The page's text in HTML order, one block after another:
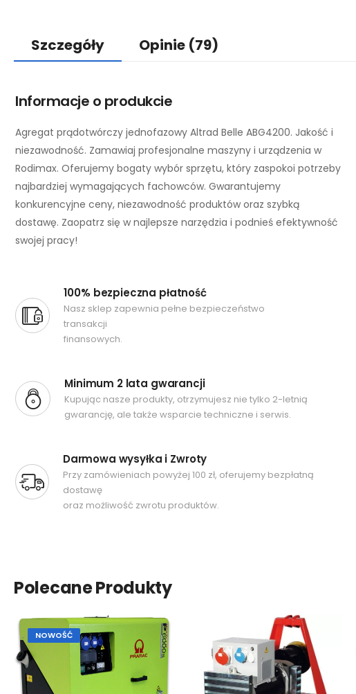
Szczegóły Opinie (79)
Informacje o produkcie
Agregat prądotwórczy jednofazowy Altrad Belle ABG4200. Jakość i
niezawodność. Zamawiaj profesjonalne maszyny i urządzenia w
Rodimax. Oferujemy bogaty wybór sprzętu, który zaspokoi potrzeby
najbardziej wymagających fachowców. Gwarantujemy
konkurencyjne ceny, niezawodność produktów oraz szybką
dostawę. Zaopatrz się w najlepsze narzędzia i podnieś efektywność
swojej pracy!
100% bezpieczna płatność
Nasz sklep zapewnia pełne bezpieczeństwo
transakcji
finansowych.
Minimum 2 lata gwarancji
Kupując nasze produkty, otrzymujesz nie tylko 2-letnią
gwarancję, ale także wsparcie techniczne i serwis.
Darmowa wysyłka i Zwroty
Przy zamówieniach powyżej 100 zł, oferujemy bezpłatną
dostawę
oraz możliwość zwrotu produktów.
Polecane Produkty
NOWOŚĆ